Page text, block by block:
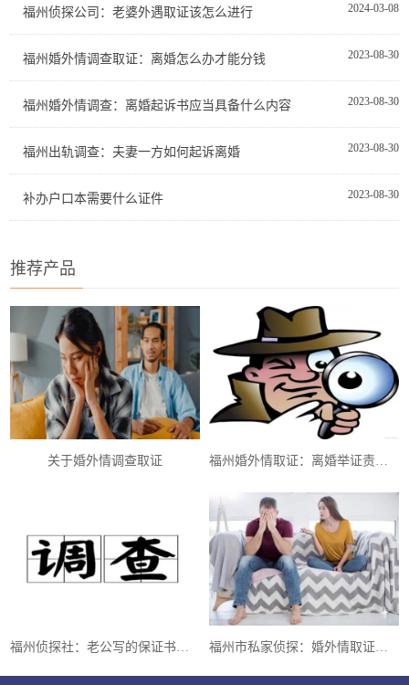
2024-03-08
福州侦探公司：老婆外遇取证该怎么进行
2023-08-30
福州婚外情调查取证：离婚怎么办才能分钱
2023-08-30
福州婚外情调查：离婚起诉书应当具备什么内容
2023-08-30
福州出轨调查：夫妻一方如何起诉离婚
2023-08-30
补办户口本需要什么证件
推荐产品
关于婚外情调查取证